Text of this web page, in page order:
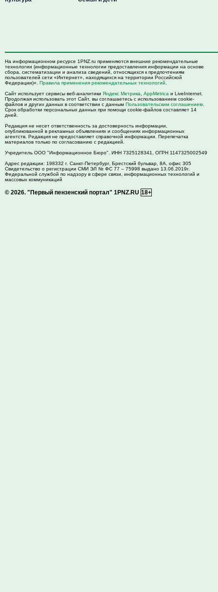
На информационном ресурсе 1PNZ.ru применяются внешние рекомендательные
технологии (информационные технологии предоставления информации на основе
сбора, систематизации и анализа сведений, относящихся к предпочтениям
пользователей сети «Интернет», находящихся на территории Российской
Федерации)». Правила применения рекомендательных технологий
Сайт использует сервисы веб-аналитики Яндекс Метрика AppMetrica и LiveInternet.
Продолжая использовать этот Сайт, вы соглашаетесь с использованием cookie-
файлов и других данных в соответствии с данным Пользовательским соглашением
Срок обработки персональных данных при помощи cookie-файлов составляет 14
дней.
Редакция не несет ответственность за достоверность информации,
опубликованной в рекламных объявлениях и сообщениях информационных
агентств. Редакция не предоставляет справочной информации. Перепечатка
материалов только по согласованию с редакцией.
Учредитель ООО "Информационное Бюро". ИНН 7325128341, ОГРН 1147325002549
Адрес редакции: 198332 г. Санкт-Петербург, Брестский бульвар, 8А, офис 305
Свидетельство о регистрации СМИ ЭЛ № ФС 77 – 75998 выдано 13.06.2019г.
Федеральной службой по надзору в сфере связи, информационных технологий и
массовых коммуникаций
© 2026. "Первый пензенский портал" 1PNZ.RU 18+